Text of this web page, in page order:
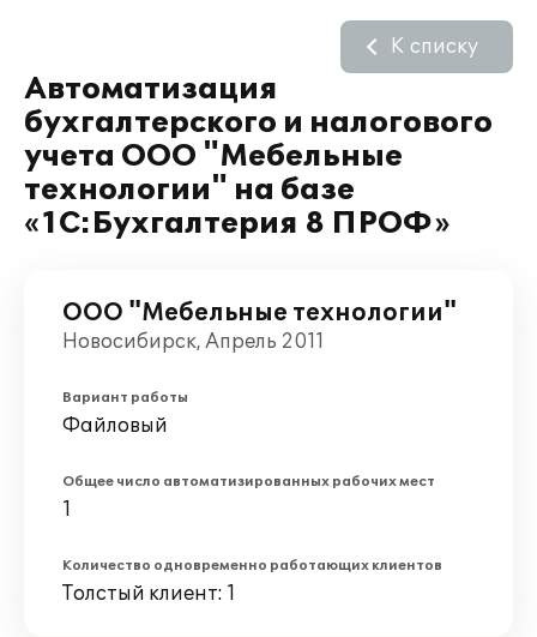
Автоматизация
бухгалтерского и налогового
учета ООО "Мебельные
технологии" на базе
«1С:Бухгалтерия 8 ПРОФ»
К списку
ООО "Мебельные технологии"
Новосибирск, Апрель 2011
Вариант работы
Файловый
Общее число автоматизированных рабочих мест
1
Количество одновременно работающих клиентов
Толстый клиент: 1